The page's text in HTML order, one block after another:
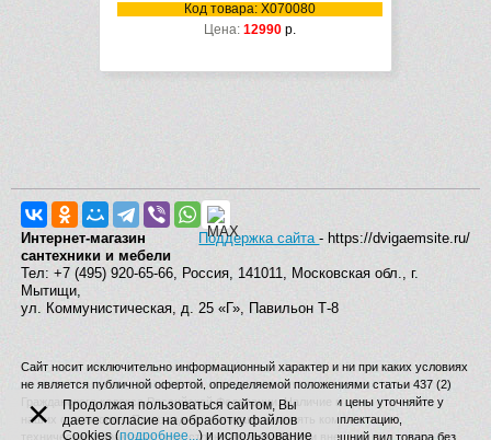
Код товара: X070080
Цена: 12990 р.
Поддержка сайта- https://dvigaemsite.ru/
Интернет-магазин
сантехники и мебели
Тел: +7 (495) 920-65-66, Россия, 141011, Московская обл., г.
Мытищи,
ул. Коммунистическая, д. 25 «Г», Павильон Т-8
Сайт носит исключительно информационный характер и ни при каких условиях
не является публичной офертой, определяемой положениями статьи 437 (2)
Гражданского кодекса Российской Федерации. Наличие и цены уточняйте у
наших операторов. Производитель вправе изменять комплектацию,
технические характеристики, страну производства и внешний вид товара без
×
Продолжая пользоваться сайтом, Вы
даете согласие на обработку файлов
Cookies (подробнее...) и использование